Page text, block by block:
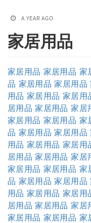
A YEAR AGO
家居用品
家居用品 家居用品 家
品 家居用品 家居用品
用品 家居用品 家居用
居用品 家居用品 家居
家居用品 家居用品 家
品 家居用品 家居用品
用品 家居用品 家居用
居用品 家居用品 家居
家居用品 家居用品 家
品 家居用品 家居用品
用品 家居用品 家居用
居用品 家居用品 家居
家居用品 家居用品 家